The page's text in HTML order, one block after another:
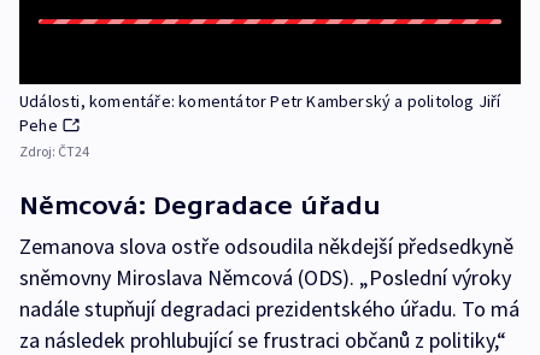
Události, komentáře: komentátor Petr Kamberský a politolog Jiří
Pehe
Zdroj: ČT24
Němcová: Degradace úřadu
Zemanova slova ostře odsoudila někdejší předsedkyně
sněmovny Miroslava Němcová (ODS). „Poslední výroky
nadále stupňují degradaci prezidentského úřadu. To má
za následek prohlubující se frustraci občanů z politiky,“